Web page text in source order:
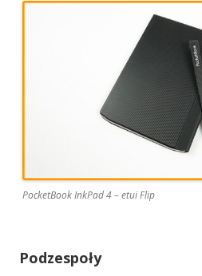
PocketBook InkPad 4 – etui Flip
Podzespoły